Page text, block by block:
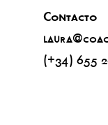
Contacto
(+34) 655